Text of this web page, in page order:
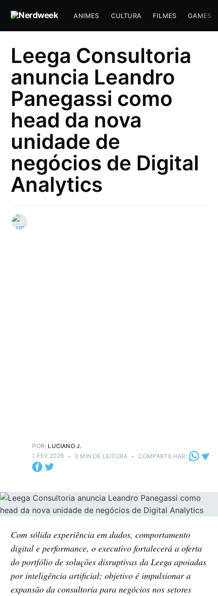
ANIMES CULTURA FILMES GAMES
Leega Consultoria
anuncia Leandro
Panegassi como
head da nova
unidade de
negócios de Digital
Analytics
POR: LUCIANO J.
1 FEV 2026 • 3 MIN DE LEITURA • COMPARTILHAR:
Com sólida experiência em dados, comportamento
digital e performance, o executivo fortalecerá a oferta
do portfólio de soluções disruptivas da Leega apoiadas
por inteligência artificial; objetivo é impulsionar a
expansão da consultoria para negócios nos setores